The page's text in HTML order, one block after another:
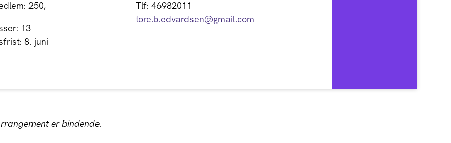
250,-
13
8. juni
Tlf: 46982011
tore.b.edvardsen@gmail.com
er bindende.